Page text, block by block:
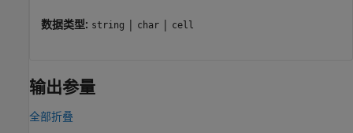
数据类型: string | char | cell
输出参量
全部折叠